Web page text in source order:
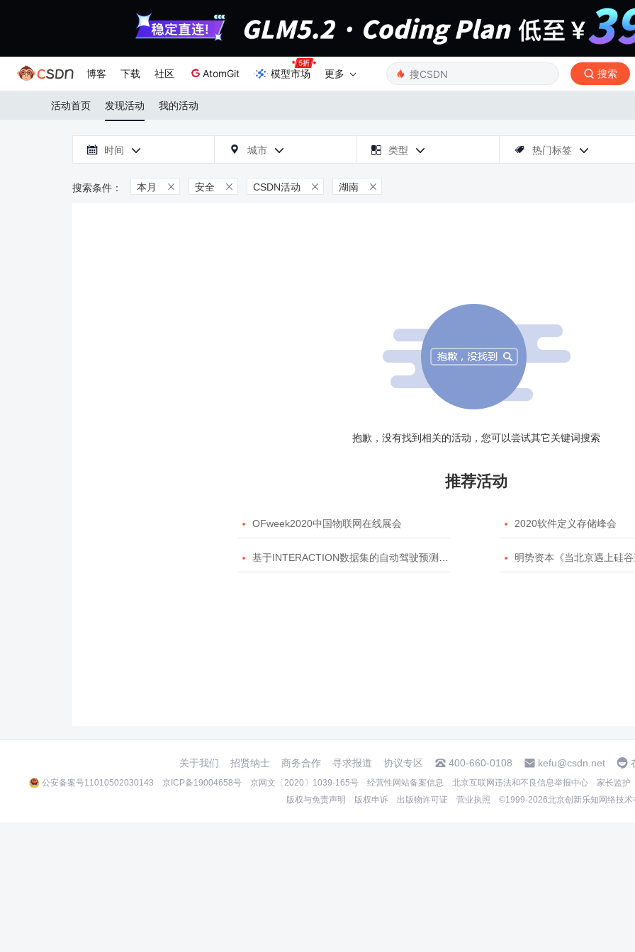
博客 下载 社区 AtomGit 模型市场 更多 搜索
活动首页 发现活动 我的活动
 时间   城市   类型   热门标签 
本月  安全  CSDN活动  湖南 
抱歉，没有找到相关的活动，您可以尝试其它关键词搜索
推荐活动
 OFweek2020中国物联网在线展会  2020软件定义存储峰会
 基于INTERACTION数据集的自动驾驶预测模型挑战赛  明势资本《当北京遇上硅谷》系列
关于我们 招贤纳士 商务合作 寻求报道 协议专区 400-660-0108 kefu@csdn.net
公安备案号11010502030143 京ICP备19004658号 京网文〔2020〕1039-165号 经营性网站备案信息 北京互联网违法和不良信息举报中心 家长监护
版权与免责声明
版权申诉 出版物许可证 营业执照 ©1999-2026北京创新乐知网络技术